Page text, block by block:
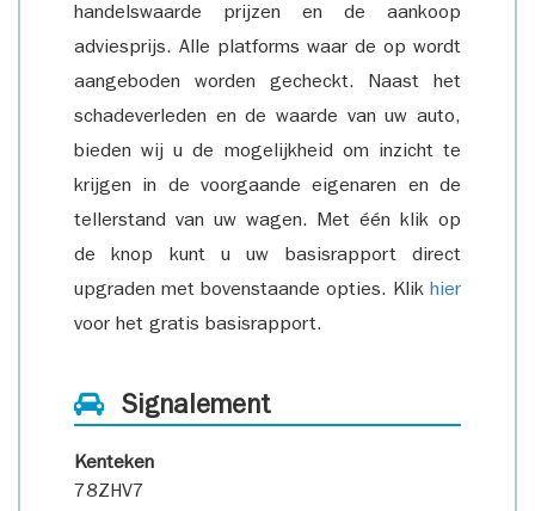
handelswaarde prijzen en de aankoop
adviesprijs. Alle platforms waar de op wordt
aangeboden worden gecheckt. Naast het
schadeverleden en de waarde van uw auto,
bieden wij u de mogelijkheid om inzicht te
krijgen in de voorgaande eigenaren en de
tellerstand van uw wagen. Met één klik op
de knop kunt u uw basisrapport direct
upgraden met bovenstaande opties. Klik hier
voor het gratis basisrapport.
Signalement
Kenteken
78ZHV7